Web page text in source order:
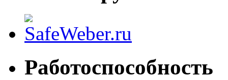
Работоспособность